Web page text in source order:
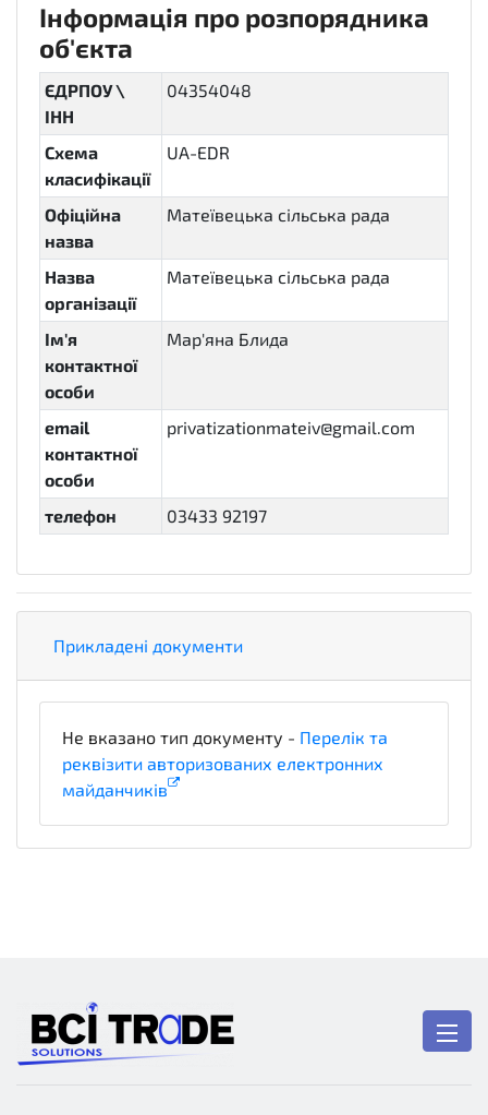
Інформація про розпорядника
об'єкта
ЄДРПОУ \
ІНН
04354048
Схема
класифікації
UA-EDR
Офіційна
назва
Матеївецька сільська рада
Назва
організації
Матеївецька сільська рада
Ім'я
контактної
особи
Мар'яна Блида
email
контактної
особи
privatizationmateiv@gmail.com
телефон 03433 92197
Прикладені документи
Не вказано тип документу - Перелік та
реквізити авторизованих електронних
майданчиків